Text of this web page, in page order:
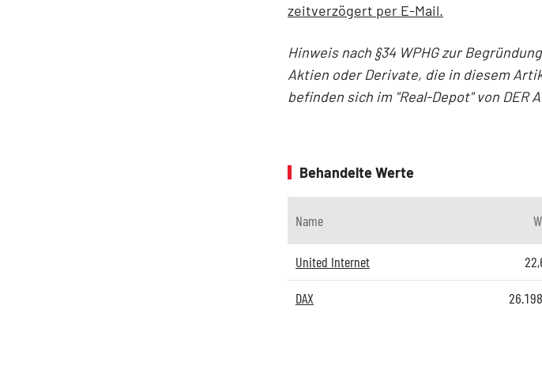
zeitverzögert per E-Mail.
Hinweis nach §34 WPHG zur
Aktien oder Derivate, die in diesem
befinden sich im "Real-Depot" von DER
Behandelte Werte
Name
United Internet
DAX